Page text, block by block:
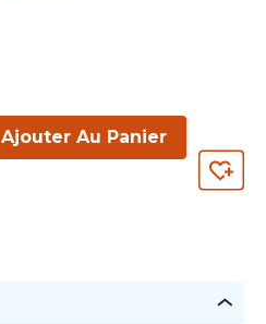
Ajouter Au Panier